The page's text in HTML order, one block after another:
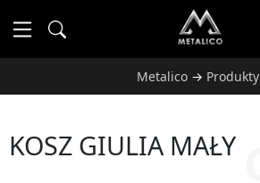
Metalico → Produkty
KOSZ GIULIA MAŁY